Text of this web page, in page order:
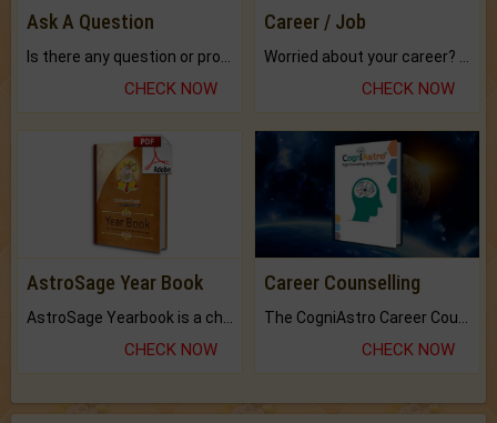
Ask A Question
CHECK NOW
Career / Job
CHECK NOW
AstroSage Year Book
CHECK NOW
Career Counselling
CHECK NOW